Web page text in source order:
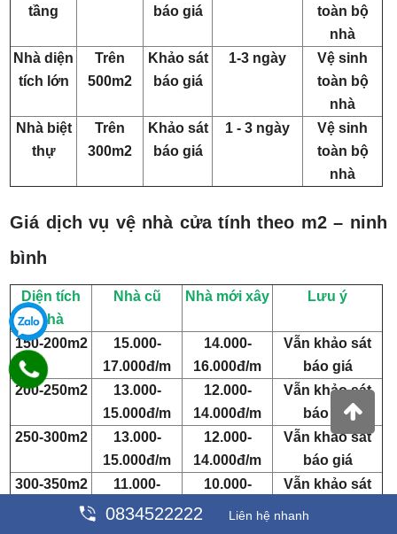
tầng
báo giá
toàn bộ
nhà
Nhà diện
tích lớn
Trên
500m2
Khảo sát
báo giá
1-3 ngày
Vệ sinh
toàn bộ
nhà
Nhà biệt
thự
Trên
300m2
Khảo sát
báo giá
1 - 3 ngày
Vệ sinh
toàn bộ
nhà
Giá dịch vụ vệ nhà cửa tính theo m2 – ninh
bình
Diện tích
nhà
Nhà cũ Nhà mới xây Lưu ý
150-200m2
15.000-
17.000đ/m
14.000-
16.000đ/m
Vẫn khảo sát
báo giá
200-250m2
13.000-
15.000đ/m
12.000-
14.000đ/m
Vẫn khảo sát
báo giá
250-300m2
13.000-
15.000đ/m
12.000-
14.000đ/m
Vẫn khảo sát
báo giá
300-350m2
11.000-
13.000đ/m
10.000-
12.000đ/m
Vẫn khảo sát
0834522222 Liên hệ nhanh